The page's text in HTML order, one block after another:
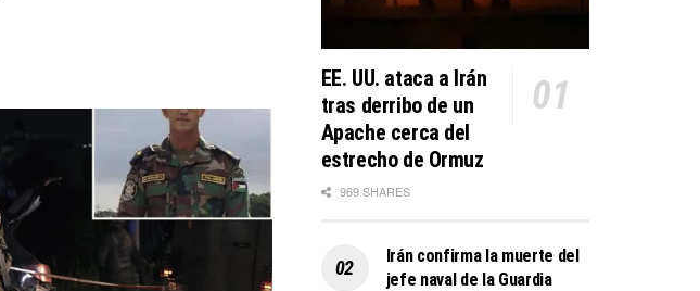
EE. UU. ataca a Irán
tras derribo de un
Apache cerca del
estrecho de Ormuz
969 SHARES
Irán confirma la muerte del
jefe naval de la Guardia